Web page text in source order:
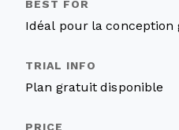
Idéal pour la
Plan gratuit disponible